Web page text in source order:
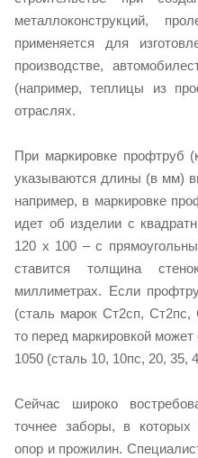
металлоконструкций,
применяется для
производстве,
(например, теплицы из
отраслях.
При маркировке профтруб
указываются длины (в мм)
например, в маркировке
идет об изделии с
120 х 100 – с
ставится толщина
миллиметрах. Если
(сталь марок Ст2сп,
то перед маркировкой
1050 (сталь 10, 10пс, 20, 35,
Сейчас широко
точнее заборы, в которых
опор и прожилин.